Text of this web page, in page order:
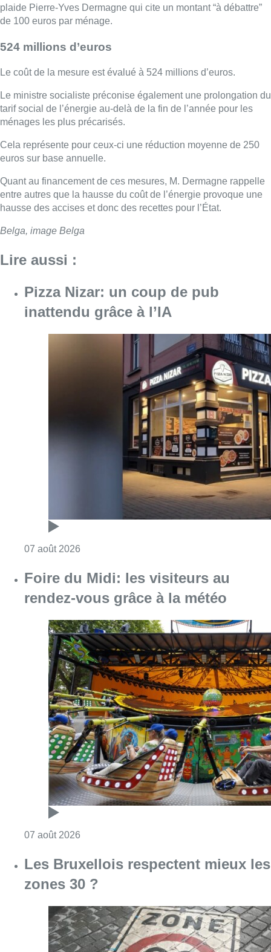
plaide Pierre-Yves Dermagne qui cite un montant “à débattre”
de 100 euros par ménage.
524 millions d’euros
Le coût de la mesure est évalué à 524 millions d’euros.
Le ministre socialiste préconise également une prolongation du
tarif social de l’énergie au-delà de la fin de l’année pour les
ménages les plus précarisés.
Cela représente pour ceux-ci une réduction moyenne de 250
euros sur base annuelle.
Quant au financement de ces mesures, M. Dermagne rappelle
entre autres que la hausse du coût de l’énergie provoque une
hausse des accises et donc des recettes pour l’État.
Belga, image Belga
Lire aussi :
Pizza Nizar: un coup de pub
inattendu grâce à l’IA
07 août 2026
Foire du Midi: les visiteurs au
rendez-vous grâce à la météo
07 août 2026
Les Bruxellois respectent mieux les
zones 30 ?